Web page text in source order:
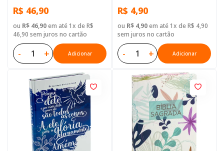
R$ 46,90
ou R$ 46,90em até 1x de R$
46,90 sem juros no cartão
- + Adicionar
R$ 4,90
ou R$ 4,90em até 1x de R$ 4,90
sem juros no cartão
- + Adicionar